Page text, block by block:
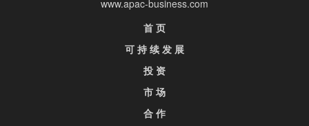
www.apac-business.com
首 页
可 持 续 发 展
投 资
市 场
合 作